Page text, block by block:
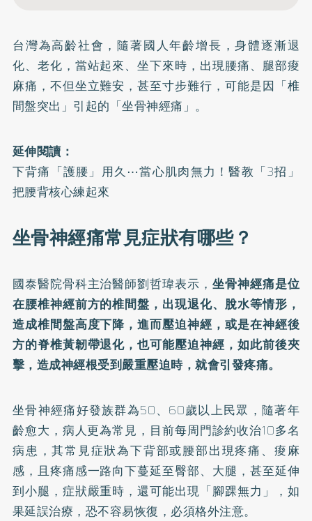
台灣為高齡社會，隨著國人年齡增長，身體逐漸退
化、老化，當站起來、坐下來時，出現腰痛、腿部痠
麻痛，不但坐立難安，甚至寸步難行，可能是因「椎
間盤突出」引起的「坐骨神經痛」。
延伸閱讀：
下背痛「護腰」用久⋯當心肌肉無力！醫教「3招」
把腰背核心練起來
坐骨神經痛常見症狀有哪些？
國泰醫院骨科主治醫師劉哲瑋表示， 坐骨神經痛是位
在腰椎神經前方的椎間盤，出現退化、脫水等情形，
造成椎間盤高度下降，進而壓迫神經，或是在神經後
方的脊椎黃韌帶退化，也可能壓迫神經，如此前後夾
擊，造成神經根受到嚴重壓迫時，就會引發疼痛。
坐骨神經痛好發族群為50、60歲以上民眾，隨著年
齡愈大，病人更為常見，目前每周門診約收治10多名
病患，其常見症狀為下背部或腰部出現疼痛、痠麻
感，且疼痛感一路向下蔓延至臀部、大腿，甚至延伸
到小腿，症狀嚴重時，還可能出現「腳踝無力」，如
果延誤治療，恐不容易恢復，必須格外注意。